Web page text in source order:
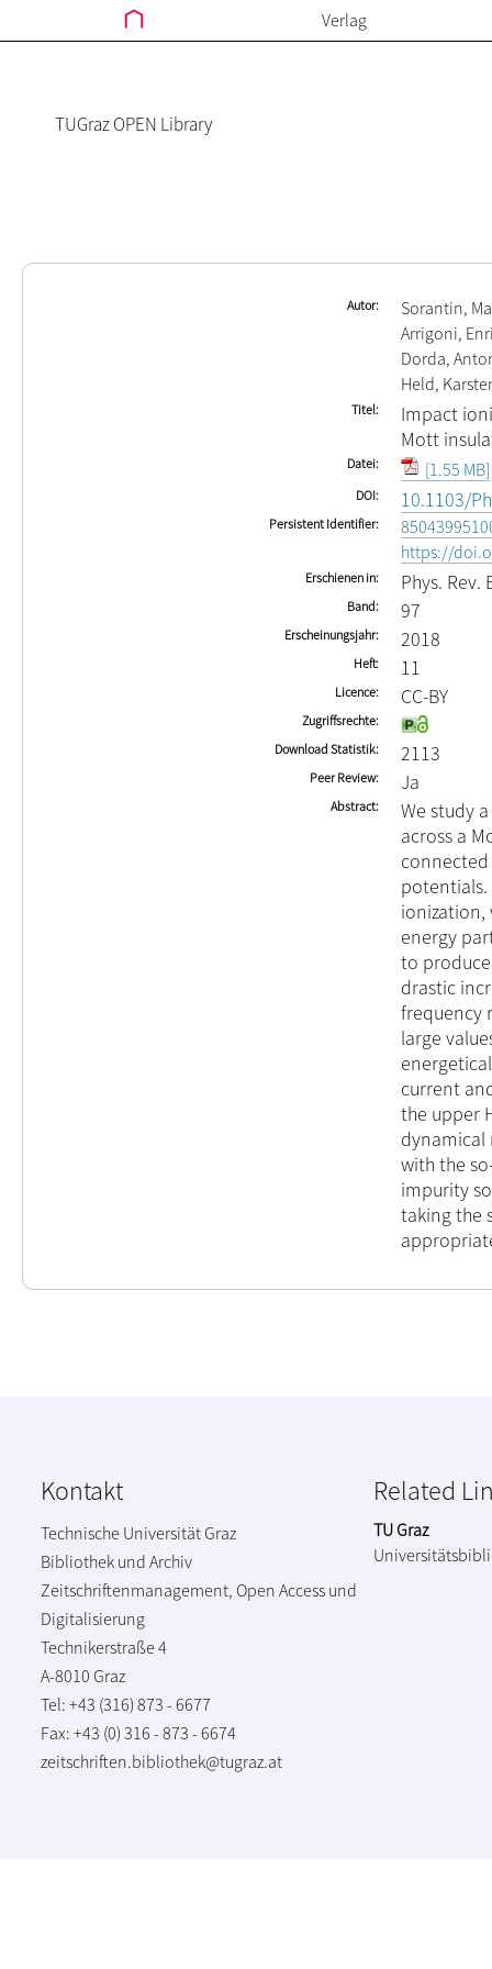
Verlag
TUGraz OPEN Library
Autor
Sorantin,
Arrigoni,
Dorda,
Held,
Titel
Impact
Mott
Datei [1.55 MB]
DOI 10.1103/
Persistent Identifier
https://
Erschienen in Phys. Rev.
Band 97
Erscheinungsjahr 2018
Heft 11
Licence CC-BY
Zugriffsrechte
Download Statistik
2113
Peer Review Ja
Abstract
We study
across a
potentials.
ionization,
energy
to
drastic
frequency
large
current
the upper
with the
impurity
taking the
Kontakt
Technische Universität Graz
Bibliothek und Archiv
Zeitschriftenmanagement, Open Access und
Digitalisierung
Technikerstraße 4
A-8010 Graz
Tel: +43 (316) 873 - 6677
Fax: +43 (0) 316 - 873 - 6674
zeitschriften.bibliothek@tugraz.at
Related
TU Graz